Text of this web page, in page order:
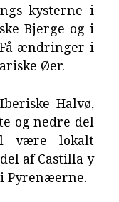
kysterne i
Bjerge og i
ændringer i
Øer.
Halvø,
og nedre del
være lokalt
af Castilla y
Pyrenæerne.